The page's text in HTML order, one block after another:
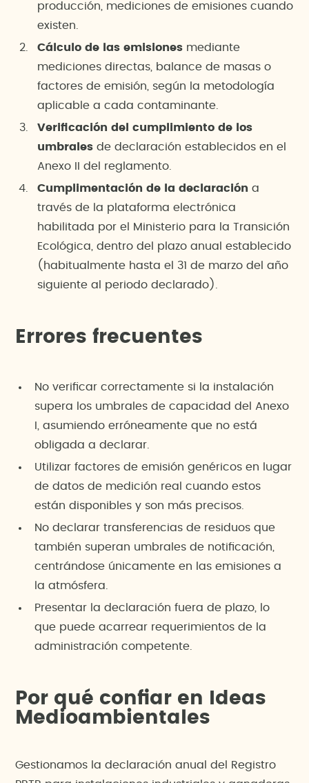
producción, mediciones de emisiones cuando
existen.
Cálculo de las emisiones mediante
mediciones directas, balance de masas o
factores de emisión, según la metodología
aplicable a cada contaminante.
Verificación del cumplimiento de los
umbrales de declaración establecidos en el
Anexo II del reglamento.
Cumplimentación de la declaración a
través de la plataforma electrónica
habilitada por el Ministerio para la Transición
Ecológica, dentro del plazo anual establecido
(habitualmente hasta el 31 de marzo del año
siguiente al periodo declarado).
Errores frecuentes
No verificar correctamente si la instalación
supera los umbrales de capacidad del Anexo
I, asumiendo erróneamente que no está
obligada a declarar.
Utilizar factores de emisión genéricos en lugar
de datos de medición real cuando estos
están disponibles y son más precisos.
No declarar transferencias de residuos que
también superan umbrales de notificación,
centrándose únicamente en las emisiones a
la atmósfera.
Presentar la declaración fuera de plazo, lo
que puede acarrear requerimientos de la
administración competente.
Por qué confiar en Ideas
Medioambientales
Gestionamos la declaración anual del Registro